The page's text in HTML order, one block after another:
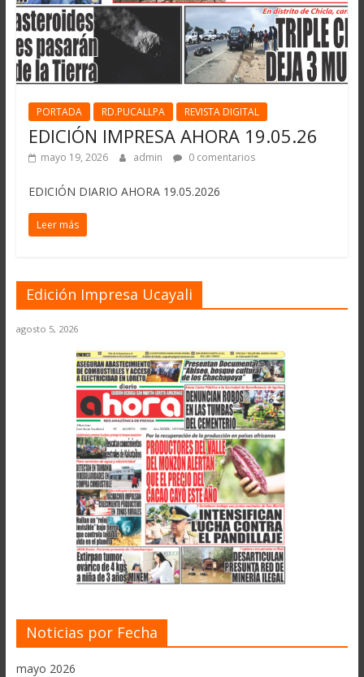
PORTADA RD.PUCALLPA REVISTA DIGITAL
EDICIÓN IMPRESA AHORA 19.05.26
mayo 19, 2026 admin 0 comentarios
EDICIÓN DIARIO AHORA 19.05.2026
Leer más
Edición Impresa Ucayali
agosto 5, 2026
Noticias por Fecha
mayo 2026